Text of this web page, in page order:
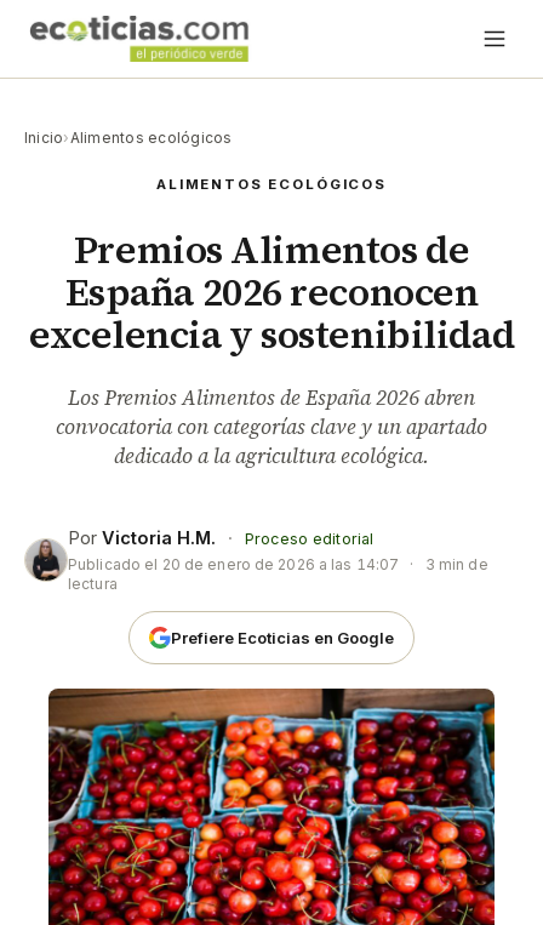
Inicio›Alimentos ecológicos
ALIMENTOS ECOLÓGICOS
Premios Alimentos de
España 2026 reconocen
excelencia y sostenibilidad
Los Premios Alimentos de España 2026 abren
convocatoria con categorías clave y un apartado
dedicado a la agricultura ecológica.
Por Victoria H.M. ·
Proceso editorial
Publicado el 20 de enero de 2026 a las 14:07 ·
3 min de
lectura
Prefiere Ecoticias en Google